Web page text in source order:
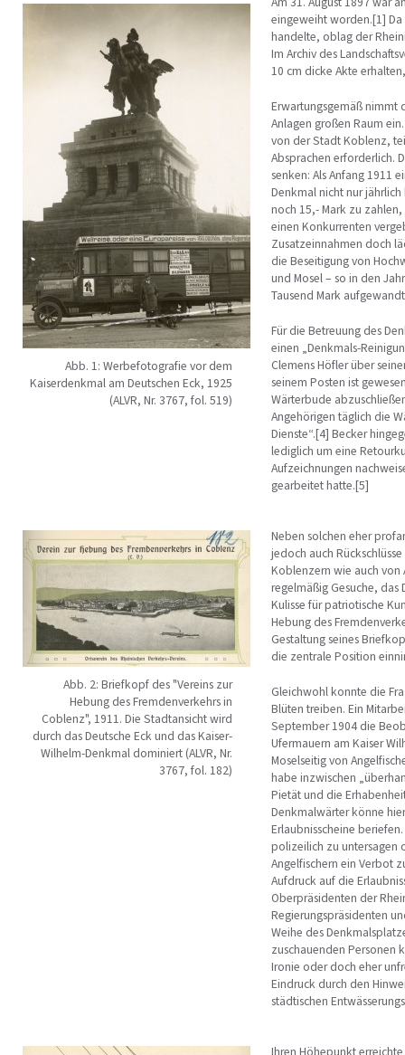
Abb. 1: Werbefotografie vor dem
Kaiserdenkmal am Deutschen Eck, 1925
(ALVR, Nr. 3767, fol. 519)
eingeweiht worden.[1] Da
handelte, oblag der
Im Archiv des
10 cm dicke Akte
Erwartungsgemäß nimmt
Anlagen großen Raum
von der Stadt Koblenz,
Absprachen erforderlich.
senken: Als Anfang 1911
Denkmal nicht nur
noch 15,- Mark zu
einen Konkurrenten
Zusatzeinnahmen doch
die Beseitigung von
und Mosel – so in den
Tausend Mark
Für die Betreuung des
einen „Denkmals-
Clemens Höfler über
seinem Posten ist
Wärterbude
Angehörigen täglich die
Dienste“.[4] Becker
lediglich um eine
Aufzeichnungen
gearbeitet hatte.[5]
Abb. 2: Briefkopf des "Vereins zur
Hebung des Fremdenverkehrs in
Coblenz", 1911. Die Stadtansicht wird
durch das Deutsche Eck und das Kaiser-
Wilhelm-Denkmal dominiert (ALVR, Nr.
3767, fol. 182)
Neben solchen eher
jedoch auch
Koblenzern wie auch von
regelmäßig Gesuche, das
Kulisse für patriotische
Hebung des
Gestaltung seines
die zentrale Position
Gleichwohl konnte die
Blüten treiben. Ein
September 1904 die
Ufermauern am Kaiser
Moselseitig von
habe inzwischen
Pietät und die
Denkmalwärter könne
Erlaubnisscheine
polizeilich zu untersagen
Angelfischern ein Verbot
Aufdruck auf die
Oberpräsidenten der
Regierungspräsidenten
Weihe des
zuschauenden Personen
Ironie oder doch eher
Eindruck durch den
städtischen
Ihren Höhepunkt